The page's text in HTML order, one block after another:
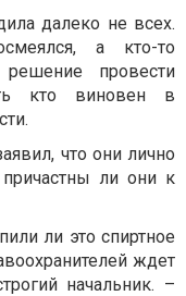
далеко не всех.
а кто-то
провести
кто виновен в
что они лично
ли они к
ли это спиртное
ждет
начальник. –